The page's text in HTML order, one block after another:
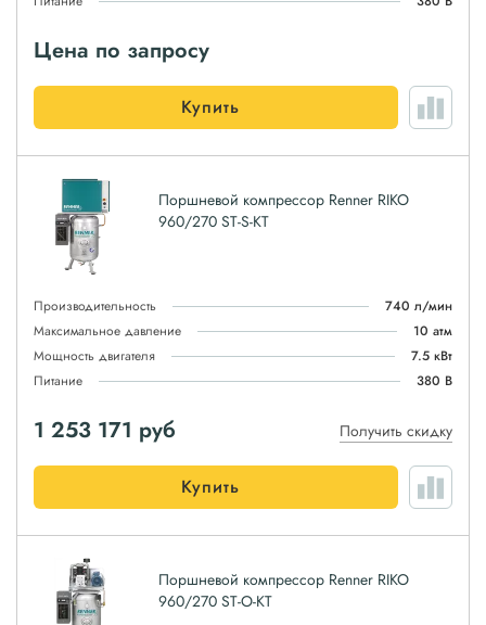
Цена по запросу
Купить
Поршневой компрессор Renner RIKO
960/270 ST-S-KT
Производительность
740 л/мин
Максимальное давление
10 атм
Мощность двигателя
7.5 кВт
Питание
380 В
1 253 171 руб Получить скидку
Купить
Поршневой компрессор Renner RIKO
960/270 ST-O-KT